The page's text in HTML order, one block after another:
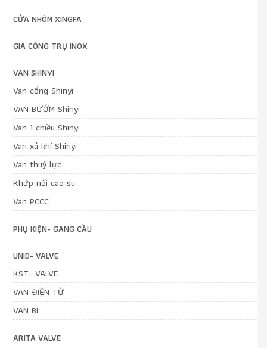
CỬA NHÔM XINGFA
GIA CÔNG TRỤ INOX
VAN SHINYI
Van cổng Shinyi
VAN BƯỚM Shinyi
Van 1 chiều Shinyi
Van xả khí Shinyi
Van thuỷ lực
Khớp nối cao su
Van PCCC
PHỤ KIỆN- GANG CẦU
UNID- VALVE
KST- VALVE
VAN ĐIỆN TỪ
VAN BI
ARITA VALVE